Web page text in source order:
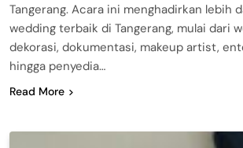
Tangerang. Acara ini menghadirkan lebih
wedding terbaik di Tangerang, mulai dari
dekorasi, dokumentasi, makeup artist,
hingga penyedia…
Read More